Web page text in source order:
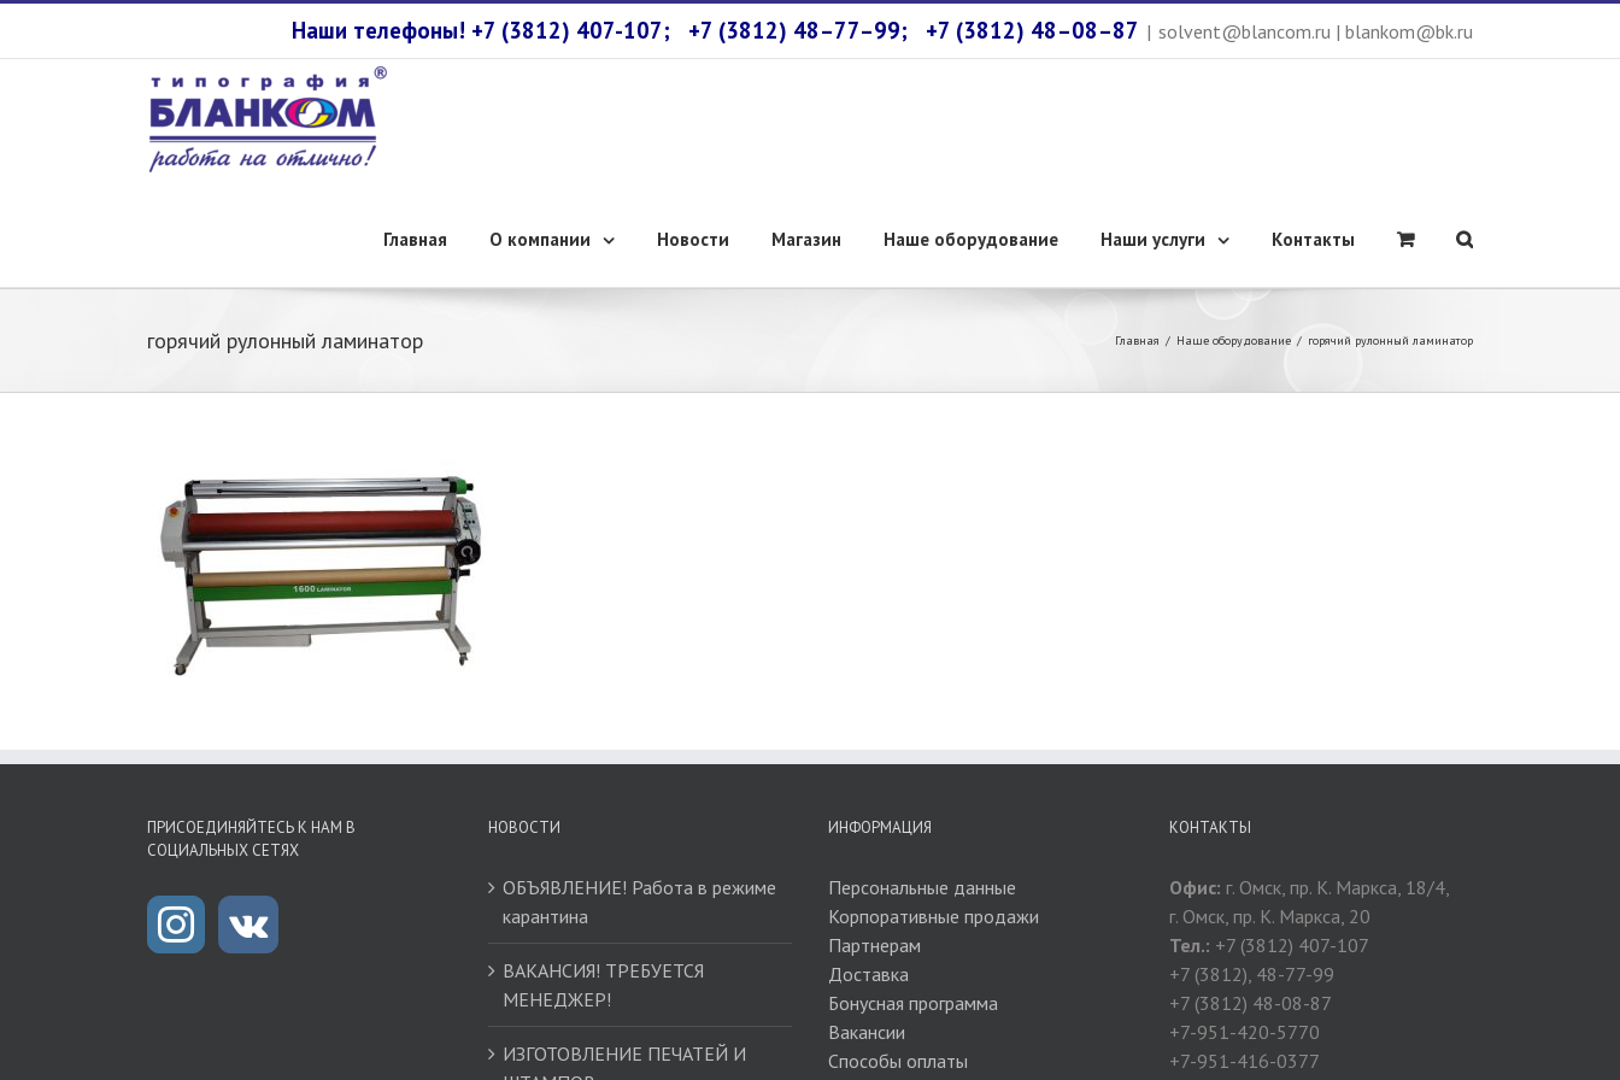
Наши телефоны! +7 (3812) 407-107; +7 (3812) 48–77–99; +7 (3812) 48–08–87 | solvent@blancom.ru | blankom@bk.ru
Главная О компании Новости Магазин Наше оборудование Наши услуги Контакты
горячий рулонный ламинатор Главная / Наше оборудование / горячий рулонный ламинатор
ПРИСОЕДИНЯЙТЕСЬ К НАМ В
СОЦИАЛЬНЫХ СЕТЯХ
НОВОСТИ
ОБЪЯВЛЕНИЕ! Работа в режиме
карантина
ВАКАНСИЯ! ТРЕБУЕТСЯ
МЕНЕДЖЕР!
ИЗГОТОВЛЕНИЕ ПЕЧАТЕЙ И
ИНФОРМАЦИЯ
Персональные данные
Корпоративные продажи
Партнерам
Доставка
Бонусная программа
Вакансии
Способы оплаты
КОНТАКТЫ
Офис: г. Омск, пр. К. Маркса, 18/4,
г. Омск, пр. К. Маркса, 20
Тел.: +7 (3812) 407-107
+7 (3812), 48-77-99
+7 (3812) 48-08-87
+7-951-420-5770
+7-951-416-0377